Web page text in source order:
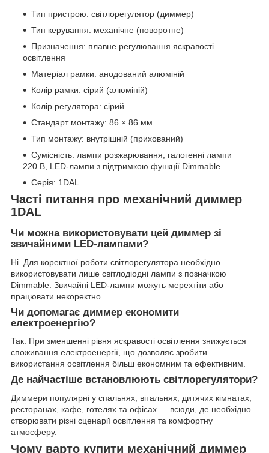
Тип пристрою: світлорегулятор (диммер)
Тип керування: механічне (поворотне)
Призначення: плавне регулювання яскравості
освітлення
Матеріал рамки: анодований алюміній
Колір рамки: сірий (алюміній)
Колір регулятора: сірий
Стандарт монтажу: 86 × 86 мм
Тип монтажу: внутрішній (прихований)
Сумісність: лампи розжарювання, галогенні лампи
220 В, LED-лампи з підтримкою функції Dimmable
Серія: 1DAL
Часті питання про механічний диммер
1DAL
Чи можна використовувати цей диммер зі
звичайними LED-лампами?
Ні. Для коректної роботи світлорегулятора необхідно
використовувати лише світлодіодні лампи з позначкою
Dimmable. Звичайні LED-лампи можуть мерехтіти або
працювати некоректно.
Чи допомагає диммер економити
електроенергію?
Так. При зменшенні рівня яскравості освітлення знижується
споживання електроенергії, що дозволяє зробити
використання освітлення більш економним та ефективним.
Де найчастіше встановлюють світлорегулятори?
Диммери популярні у спальнях, вітальнях, дитячих кімнатах,
ресторанах, кафе, готелях та офісах — всюди, де необхідно
створювати різні сценарії освітлення та комфортну
атмосферу.
Чому варто купити механічний диммер